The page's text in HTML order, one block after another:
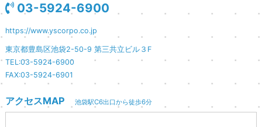
03-5924-6900
https://www.yscorpo.co.jp
東京都豊島区池袋2-50-9 第三共立ビル３F
TEL:03-5924-6900
FAX:03-5924-6901
アクセスMAP 池袋駅C6出口から徒歩6分